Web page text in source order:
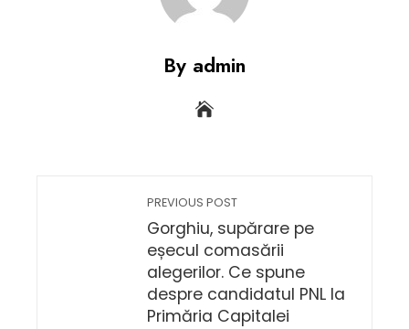
By admin
PREVIOUS POST
Gorghiu, supărare pe
eșecul comasării
alegerilor. Ce spune
despre candidatul PNL la
Primăria Capitalei